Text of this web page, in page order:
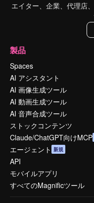
エイター、企業、代理店
製品
Spaces
AI アシスタント
AI 画像生成ツール
AI 動画生成ツール
AI 音声合成ツール
ストックコンテンツ
Claude/ChatGPT向けMCP
エージェント 新規
API
モバイルアプリ
すべてのMagnificツール